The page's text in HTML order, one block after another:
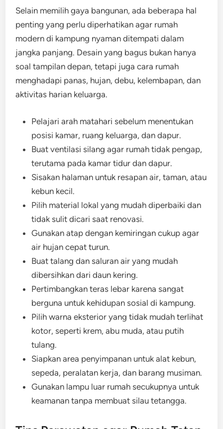
Selain memilih gaya bangunan, ada beberapa hal
penting yang perlu diperhatikan agar rumah
modern di kampung nyaman ditempati dalam
jangka panjang. Desain yang bagus bukan hanya
soal tampilan depan, tetapi juga cara rumah
menghadapi panas, hujan, debu, kelembapan, dan
aktivitas harian keluarga.
Pelajari arah matahari sebelum menentukan
posisi kamar, ruang keluarga, dan dapur.
Buat ventilasi silang agar rumah tidak pengap,
terutama pada kamar tidur dan dapur.
Sisakan halaman untuk resapan air, taman, atau
kebun kecil.
Pilih material lokal yang mudah diperbaiki dan
tidak sulit dicari saat renovasi.
Gunakan atap dengan kemiringan cukup agar
air hujan cepat turun.
Buat talang dan saluran air yang mudah
dibersihkan dari daun kering.
Pertimbangkan teras lebar karena sangat
berguna untuk kehidupan sosial di kampung.
Pilih warna eksterior yang tidak mudah terlihat
kotor, seperti krem, abu muda, atau putih
tulang.
Siapkan area penyimpanan untuk alat kebun,
sepeda, peralatan kerja, dan barang musiman.
Gunakan lampu luar rumah secukupnya untuk
keamanan tanpa membuat silau tetangga.